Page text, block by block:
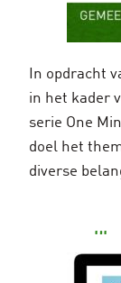
In opdracht
in het kader
serie One
doel het
diverse
…